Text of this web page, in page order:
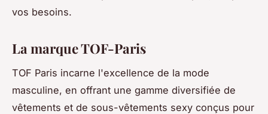
vos besoins.
La marque TOF-Paris
TOF Paris incarne l'excellence de la mode
masculine, en offrant une gamme diversifiée de
vêtements et de sous-vêtements sexy conçus pour